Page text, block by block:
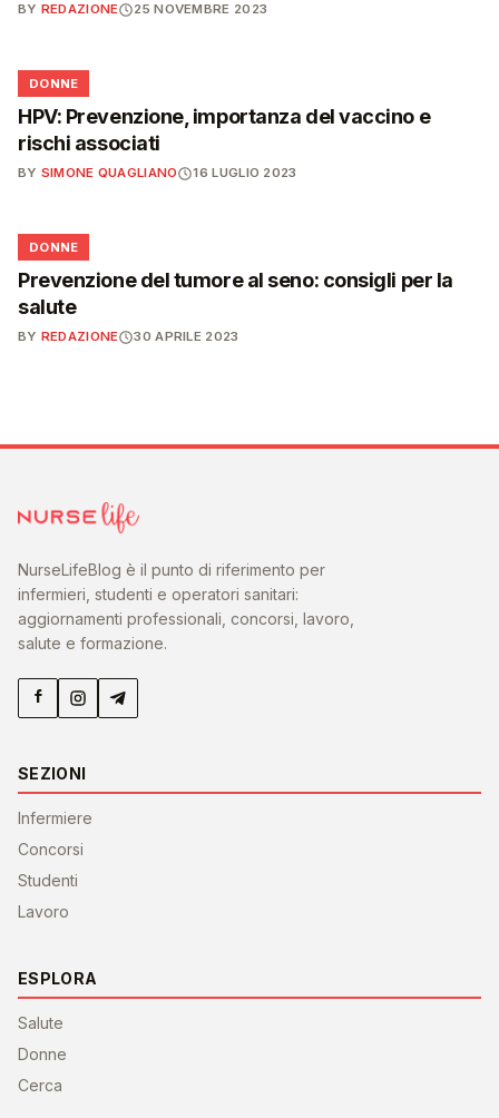
BY REDAZIONE 25 NOVEMBRE 2023
🌸
DONNE
HPV: Prevenzione, importanza del vaccino e
rischi associati
BY SIMONE QUAGLIANO 16 LUGLIO 2023
🌸
DONNE
Prevenzione del tumore al seno: consigli per la
salute
BY REDAZIONE 30 APRILE 2023
NurseLifeBlog è il punto di riferimento per
infermieri, studenti e operatori sanitari:
aggiornamenti professionali, concorsi, lavoro,
salute e formazione.
SEZIONI
Infermiere
Concorsi
Studenti
Lavoro
ESPLORA
Salute
Donne
Cerca